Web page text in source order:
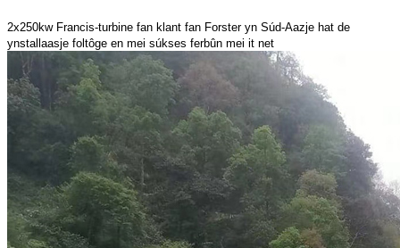
2x250kw Francis-turbine fan klant fan Forster yn Súd-Aazje hat de
ynstallaasje foltôge en mei súkses ferbûn mei it net